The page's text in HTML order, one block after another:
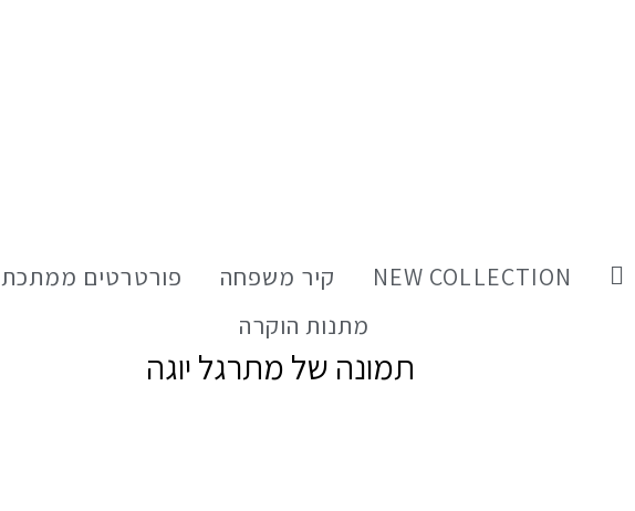
NEW COLLECTION קיר משפחה פורטרטים ממתכת
מתנות הוקרה
תמונה של מתרגל יוגה